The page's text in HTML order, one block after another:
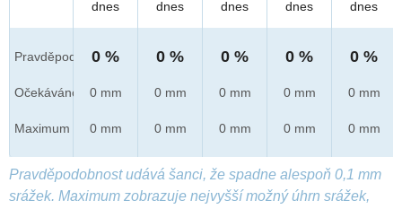
Pravděpod.
Očekáváno
Maximum
dnes
0 %
0 mm
0 mm
dnes
0 %
0 mm
0 mm
dnes
0 %
0 mm
0 mm
dnes
0 %
0 mm
0 mm
dnes
0 %
0 mm
0 mm
Pravděpodobnost udává šanci, že spadne alespoň 0,1 mm
srážek. Maximum zobrazuje nejvyšší možný úhrn srážek,